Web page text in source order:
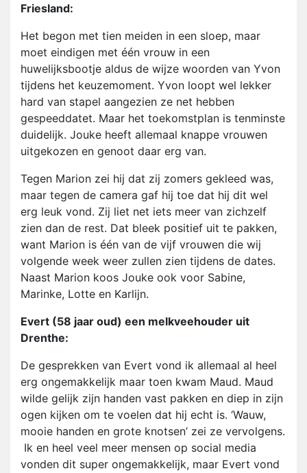
Friesland:
Het begon met tien meiden in een sloep, maar
moet eindigen met één vrouw in een
huwelijksbootje aldus de wijze woorden van Yvon
tijdens het keuzemoment. Yvon loopt wel lekker
hard van stapel aangezien ze net hebben
gespeeddatet. Maar het toekomstplan is tenminste
duidelijk. Jouke heeft allemaal knappe vrouwen
uitgekozen en genoot daar erg van.
Tegen Marion zei hij dat zij zomers gekleed was,
maar tegen de camera gaf hij toe dat hij dit wel
erg leuk vond. Zij liet net iets meer van zichzelf
zien dan de rest. Dat bleek positief uit te pakken,
want Marion is één van de vijf vrouwen die wij
volgende week weer zullen zien tijdens de dates.
Naast Marion koos Jouke ook voor Sabine,
Marinke, Lotte en Karlijn.
Evert (58 jaar oud) een melkveehouder uit
Drenthe:
De gesprekken van Evert vond ik allemaal al heel
erg ongemakkelijk maar toen kwam Maud. Maud
wilde gelijk zijn handen vast pakken en diep in zijn
ogen kijken om te voelen dat hij echt is. ‘Wauw,
mooie handen en grote knotsen’ zei ze vervolgens.
Ik en heel veel meer mensen op social media
vonden dit super ongemakkelijk, maar Evert vond